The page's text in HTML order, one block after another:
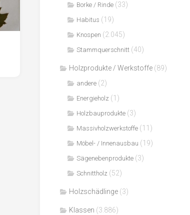
Borke / Rinde (33)
Habitus (19)
Knospen (2.045)
Stammquerschnitt (40)
Holzprodukte / Werkstoffe (89)
andere (2)
Energieholz (1)
Holzbauprodukte (3)
Massivholzwerkstoffe (11)
Möbel- / Innenausbau (19)
Sägenebenprodukte (3)
Schnittholz (52)
Holzschädlinge (3)
Klassen (3.886)